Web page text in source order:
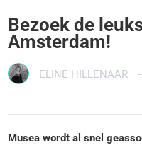
Bezoek de
Amsterdam!
ELINE HILLENAAR -
Musea wordt al snel